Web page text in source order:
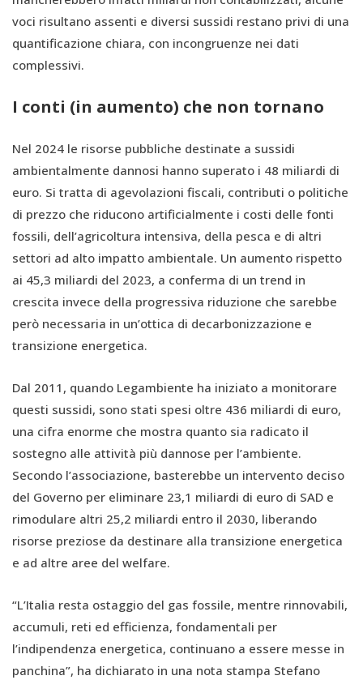
voci risultano assenti e diversi sussidi restano privi di una
quantificazione chiara, con incongruenze nei dati
complessivi.
I conti (in aumento) che non tornano
Nel 2024 le risorse pubbliche destinate a sussidi
ambientalmente dannosi hanno superato i 48 miliardi di
euro. Si tratta di agevolazioni fiscali, contributi o politiche
di prezzo che riducono artificialmente i costi delle fonti
fossili, dell’agricoltura intensiva, della pesca e di altri
settori ad alto impatto ambientale. Un aumento rispetto
ai 45,3 miliardi del 2023, a conferma di un trend in
crescita invece della progressiva riduzione che sarebbe
però necessaria in un’ottica di decarbonizzazione e
transizione energetica.
Dal 2011, quando Legambiente ha iniziato a monitorare
questi sussidi, sono stati spesi oltre 436 miliardi di euro,
una cifra enorme che mostra quanto sia radicato il
sostegno alle attività più dannose per l’ambiente.
Secondo l’associazione, basterebbe un intervento deciso
del Governo per eliminare 23,1 miliardi di euro di SAD e
rimodulare altri 25,2 miliardi entro il 2030, liberando
risorse preziose da destinare alla transizione energetica
e ad altre aree del welfare.
“L’Italia resta ostaggio del gas fossile, mentre rinnovabili,
accumuli, reti ed efficienza, fondamentali per
l’indipendenza energetica, continuano a essere messe in
panchina”, ha dichiarato in una nota stampa Stefano